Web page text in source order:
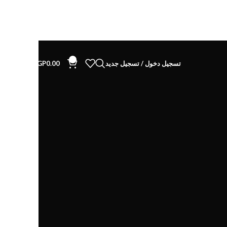
تسجيل دخول / تسجيل جديد EGP0.00